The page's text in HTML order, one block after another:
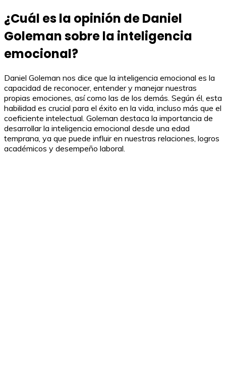
¿Cuál es la opinión de Daniel
Goleman sobre la inteligencia
emocional?
Daniel Goleman nos dice que la inteligencia emocional es la
capacidad de reconocer, entender y manejar nuestras
propias emociones, así como las de los demás. Según él, esta
habilidad es crucial para el éxito en la vida, incluso más que el
coeficiente intelectual. Goleman destaca la importancia de
desarrollar la inteligencia emocional desde una edad
temprana, ya que puede influir en nuestras relaciones, logros
académicos y desempeño laboral.